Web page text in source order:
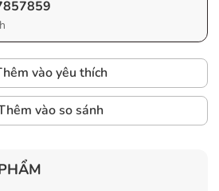
vào yêu thích
vào so sánh